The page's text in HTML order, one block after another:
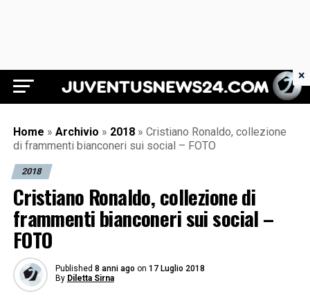
Juventus News 24
Home » Archivio » 2018 » Cristiano Ronaldo, collezione
di frammenti bianconeri sui social – FOTO
2018
Cristiano Ronaldo, collezione di
frammenti bianconeri sui social –
FOTO
Published 8 anni ago on 17 Luglio 2018
By Diletta Sirna
×